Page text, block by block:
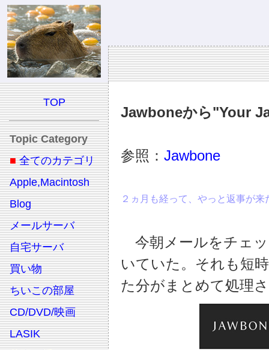
TOP
Topic Category
■ 全てのカテゴリ
Apple,Macintosh
Blog
メールサーバ
自宅サーバ
買い物
ちいこの部屋
CD/DVD/映画
LASIK
Jawboneから"Your
参照： Jawbone
２ヵ月も経って、やっと返事が来
今朝メールをチェ
いていた。それも短
た分がまとめて処理